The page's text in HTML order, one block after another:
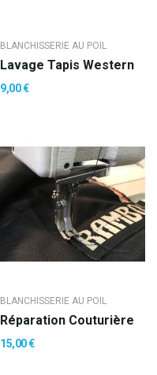
BLANCHISSERIE AU POIL
Lavage Tapis Western
9,00 €
BLANCHISSERIE AU POIL
Réparation Couturière
15,00 €